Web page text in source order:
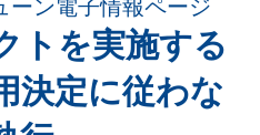
トを実施する
決定に従わな